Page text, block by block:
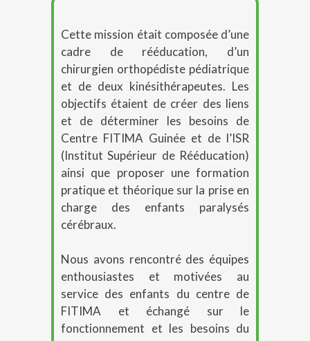
Cette mission était composée d’une
cadre de rééducation, d’un
chirurgien orthopédiste pédiatrique
et de deux kinésithérapeutes. Les
objectifs étaient de créer des liens
et de déterminer les besoins de
Centre FITIMA Guinée et de l’ISR
(Institut Supérieur de Rééducation)
ainsi que proposer une formation
pratique et théorique sur la prise en
charge des enfants paralysés
cérébraux.
Nous avons rencontré des équipes
enthousiastes et motivées au
service des enfants du centre de
FITIMA et échangé sur le
fonctionnement et les besoins du